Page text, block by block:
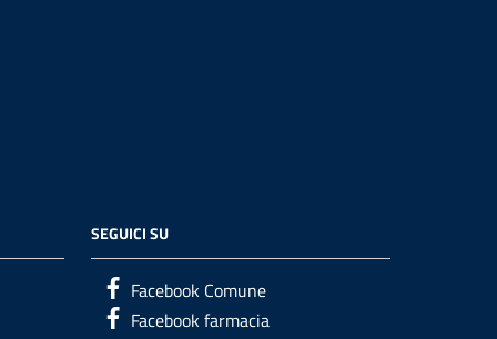
SEGUICI SU
Facebook Comune
Facebook farmacia